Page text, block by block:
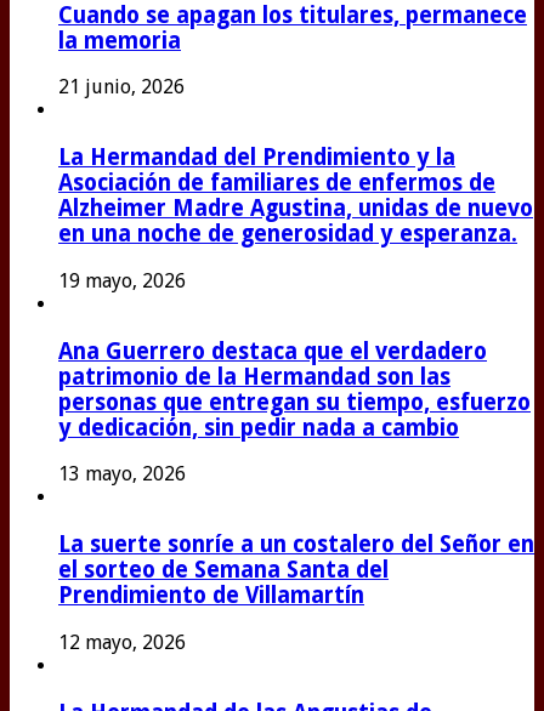
Cuando se apagan los titulares, permanece
la memoria
21 junio, 2026
La Hermandad del Prendimiento y la
Asociación de familiares de enfermos de
Alzheimer Madre Agustina, unidas de nuevo
en una noche de generosidad y esperanza.
19 mayo, 2026
Ana Guerrero destaca que el verdadero
patrimonio de la Hermandad son las
personas que entregan su tiempo, esfuerzo
y dedicación, sin pedir nada a cambio
13 mayo, 2026
La suerte sonríe a un costalero del Señor en
el sorteo de Semana Santa del
Prendimiento de Villamartín
12 mayo, 2026